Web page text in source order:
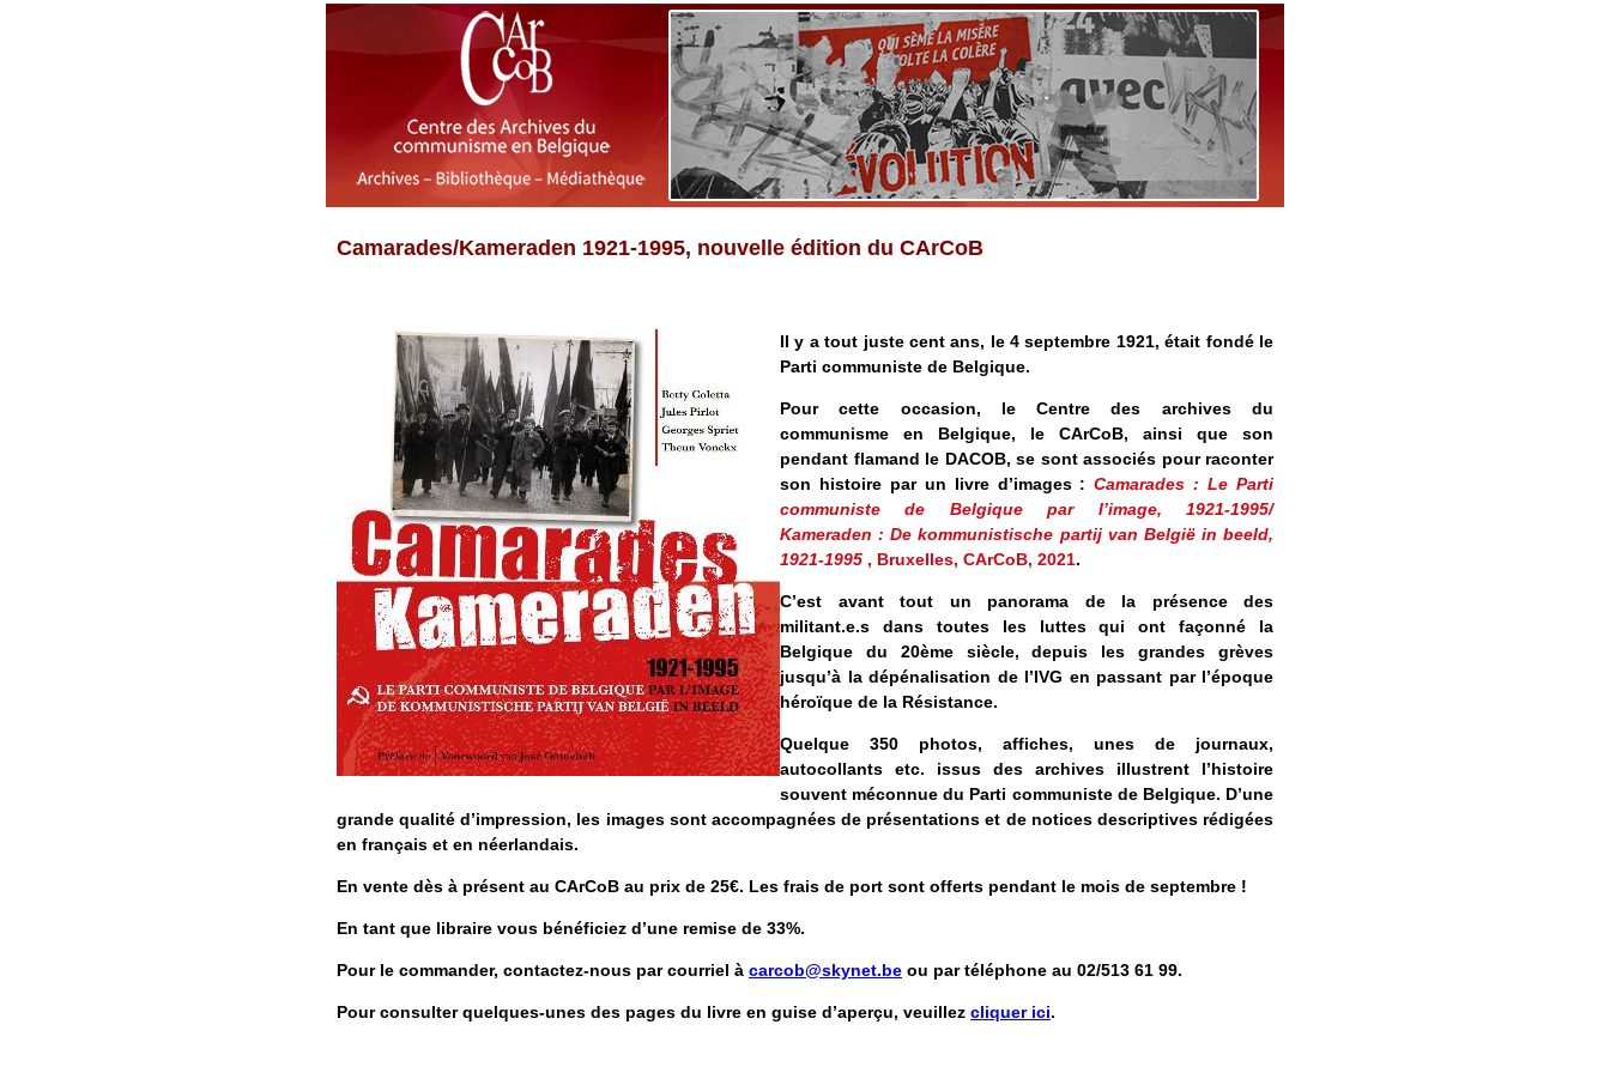
Camarades/Kameraden 1921-1995, nouvelle édition du CArCoB
Il y a tout juste cent ans, le 4 septembre 1921, était fondé le
Parti communiste de Belgique.
Pour cette occasion, le Centre des archives du
communisme en Belgique, le CArCoB, ainsi que son
pendant flamand le DACOB, se sont associés pour raconter
son histoire par un livre d’images :Camarades : Le Parti
communiste de Belgique par l’image, 1921-1995/
Kameraden : De kommunistische partij van België in beeld,
1921-1995 , Bruxelles, CArCoB, 2021.
C’est avant tout un panorama de la présence des
militant.e.s dans toutes les luttes qui ont façonné la
Belgique du 20ème siècle, depuis les grandes grèves
jusqu’à la dépénalisation de l’IVG en passant par l’époque
héroïque de la Résistance.
Quelque 350 photos, affiches, unes de journaux,
autocollants etc. issus des archives illustrent l’histoire
souvent méconnue du Parti communiste de Belgique. D’une
grande qualité d’impression, les images sont accompagnées de présentations et de notices descriptives rédigées
en français et en néerlandais.
En vente dès à présent au CArCoB au prix de 25€. Les frais de port sont offerts pendant le mois de septembre !
En tant que libraire vous bénéficiez d’une remise de 33%.
Pour le commander, contactez-nous par courriel à carcob@skynet.be ou par téléphone au 02/513 61 99.
Pour consulter quelques-unes des pages du livre en guise d’aperçu, veuillez cliquer ici.